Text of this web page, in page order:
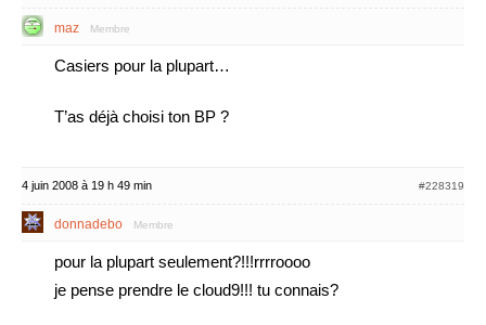
maz Membre
Casiers pour la plupart…
T’as déjà choisi ton BP ?
4 juin 2008 à 19 h 49 min #228319
donnadebo Membre
pour la plupart seulement?!!!rrrroooo
je pense prendre le cloud9!!! tu connais?